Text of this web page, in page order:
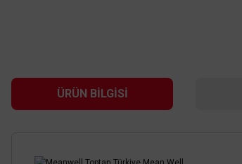
ÜRÜN BILGISI